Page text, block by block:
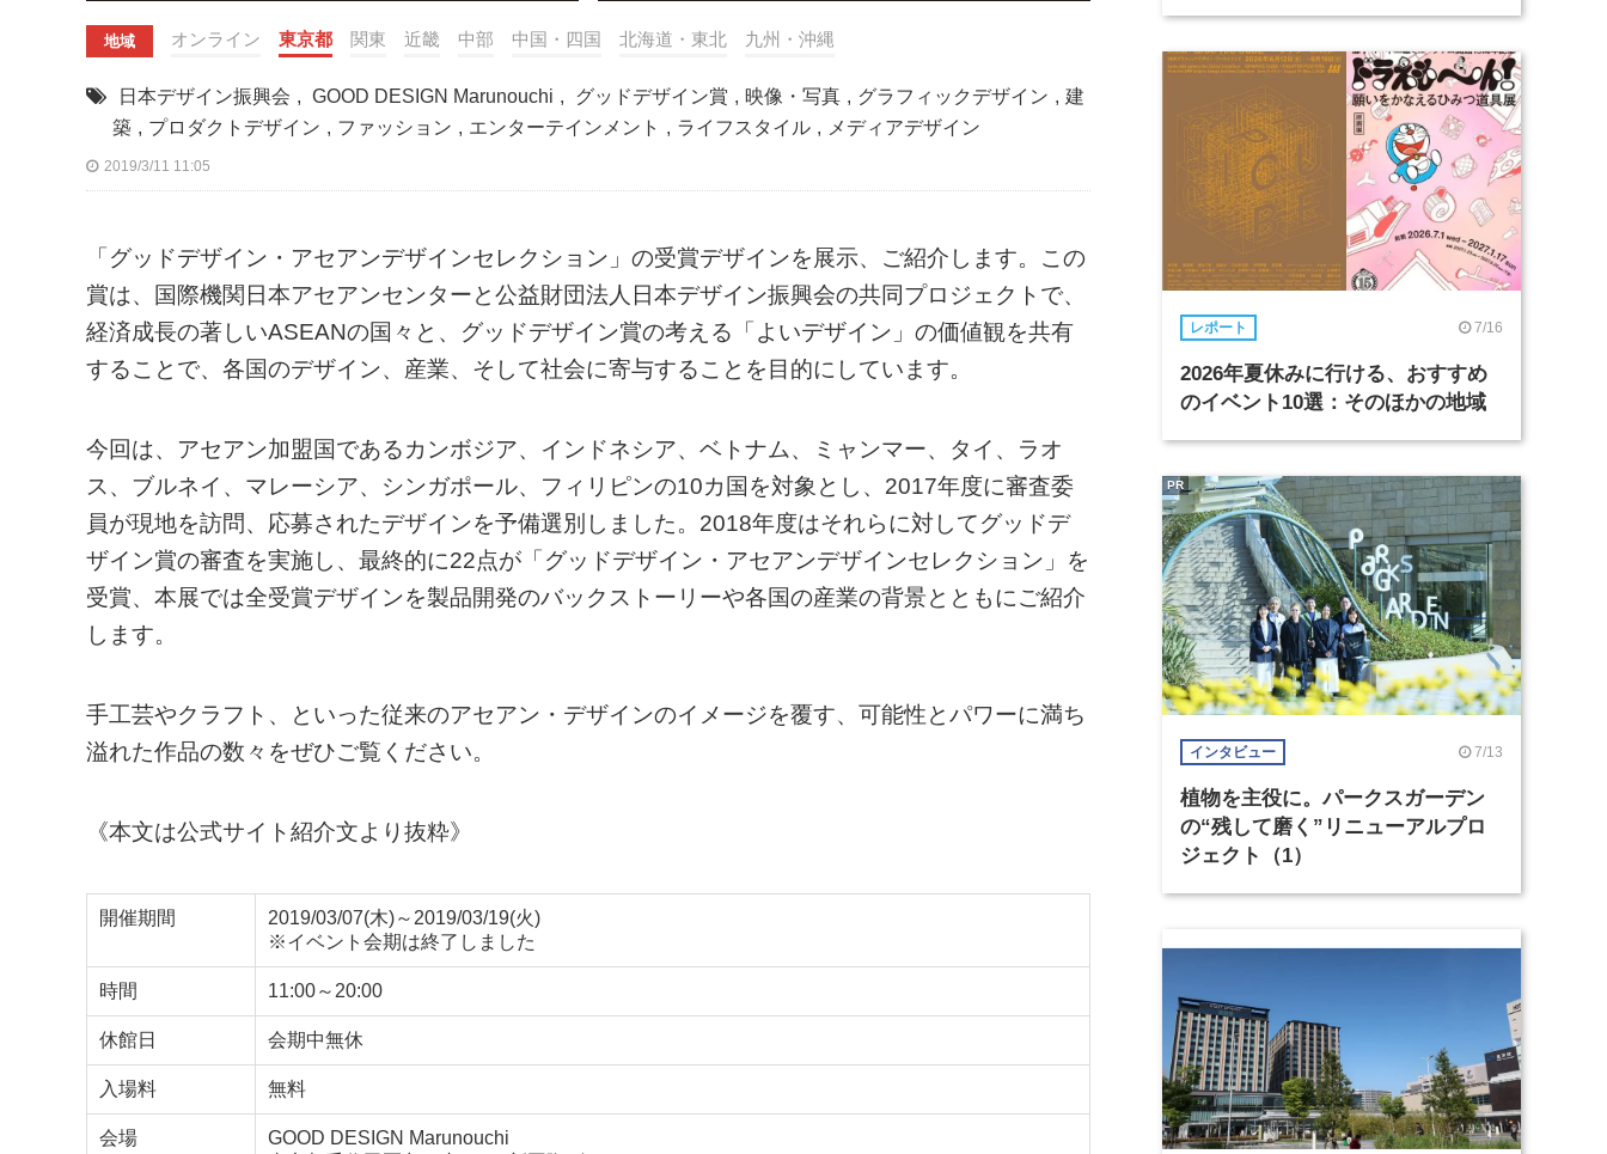
地域 オンライン 東京都 関東 近畿 中部 中国・四国 北海道・東北 九州・沖縄
日本デザイン振興会 , GOOD DESIGN Marunouchi , グッドデザイン賞 , 映像・写真 , グラフィックデザイン , 建
築 , プロダクトデザイン , ファッション , エンターテインメント , ライフスタイル , メディアデザイン
2019/3/11 11:05
「グッドデザイン・アセアンデザインセレクション」の受賞デザインを展示、ご紹介します。この
賞は、国際機関日本アセアンセンターと公益財団法人日本デザイン振興会の共同プロジェクトで、
経済成長の著しいASEANの国々と、グッドデザイン賞の考える「よいデザイン」の価値観を共有
することで、各国のデザイン、産業、そして社会に寄与することを目的にしています。
今回は、アセアン加盟国であるカンボジア、インドネシア、ベトナム、ミャンマー、タイ、ラオ
ス、ブルネイ、マレーシア、シンガポール、フィリピンの10カ国を対象とし、2017年度に審査委
員が現地を訪問、応募されたデザインを予備選別しました。2018年度はそれらに対してグッドデ
ザイン賞の審査を実施し、最終的に22点が「グッドデザイン・アセアンデザインセレクション」を
受賞、本展では全受賞デザインを製品開発のバックストーリーや各国の産業の背景とともにご紹介
します。
手工芸やクラフト、といった従来のアセアン・デザインのイメージを覆す、可能性とパワーに満ち
溢れた作品の数々をぜひご覧ください。
《本文は公式サイト紹介文より抜粋》
開催期間
2019/03/07(木)～2019/03/19(火)
※イベント会期は終了しました
時間 11:00～20:00
休館日 会期中無休
入場料 無料
会場
GOOD DESIGN Marunouchi
レポート 7/16
2026年夏休みに行ける、おすすめ
のイベント10選：そのほかの地域
インタビュー 7/13
植物を主役に。パークスガーデン
の“残して磨く”リニューアルプロ
ジェクト（1）
PR